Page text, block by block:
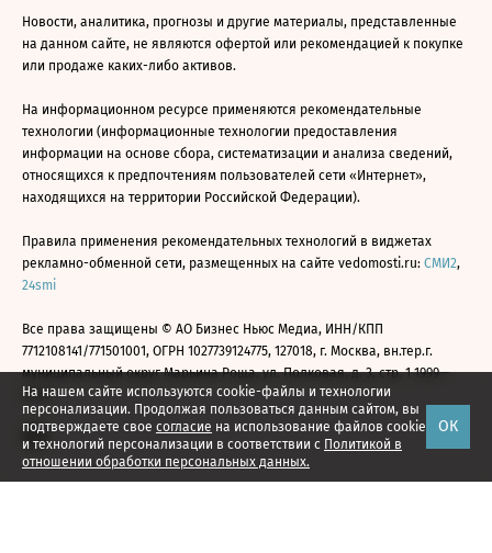
На нашем сайте используются cookie-файлы и технологии
персонализации. Продолжая пользоваться данным сайтом, вы
подтверждаете свое согласие на использование файлов cookie
и технологий персонализации в соответствии с Политикой в
отношении обработки персональных данных.
ОК
Новости, аналитика, прогнозы и другие материалы, представленные
на данном сайте, не являются офертой или рекомендацией к покупке
или продаже каких-либо активов.
На информационном ресурсе применяются рекомендательные
технологии (информационные технологии предоставления
информации на основе сбора, систематизации и анализа сведений,
относящихся к предпочтениям пользователей сети «Интернет»,
находящихся на территории Российской Федерации).
Правила применения рекомендательных технологий в виджетах
рекламно-обменной сети, размещенных на сайте vedomosti.ru: СМИ2,
24smi
Все права защищены © АО Бизнес Ньюс Медиа, ИНН/КПП
7712108141/771501001, ОГРН 1027739124775, 127018, г. Москва, вн.тер.г.
муниципальный округ Марьина Роща, ул. Полковая, д. 3, стр. 1 1999—
2026